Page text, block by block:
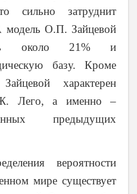
сильно затруднит
модель О.П. Зайцевой
около 21% и
базу. Кроме
характерен
Ж. Лего, а именно –
предыдущих
вероятности
мире существует